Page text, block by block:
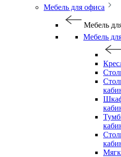
Мебель для офиса
Мебель
Мебель